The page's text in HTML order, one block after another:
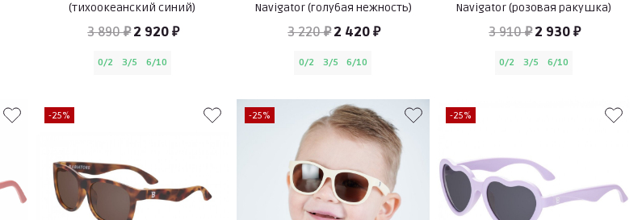
(тихоокеанский синий)
3 890 ₽2 920 ₽
0/2 3/5 6/10
Navigator (голубая нежность)
3 220 ₽2 420 ₽
0/2 3/5 6/10
Navigator (розовая ракушка)
3 910 ₽2 930 ₽
0/2 3/5 6/10
-25% -25% -25%